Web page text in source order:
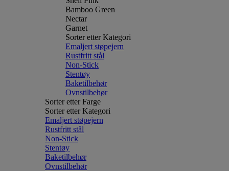
Bamboo Green
Nectar
Garnet
Sorter etter Kategori
Emaljert støpejern
Rustfritt stål
Non-Stick
Stentøy
Baketilbehør
Ovnstilbehør
Sorter etter Farge
Sorter etter Kategori
Emaljert støpejern
Rustfritt stål
Non-Stick
Stentøy
Baketilbehør
Ovnstilbehør